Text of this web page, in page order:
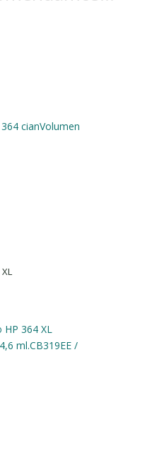
cianVolumen
364 XL
ml.CB319EE /